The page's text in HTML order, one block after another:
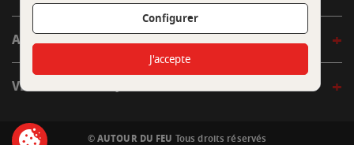
AUTOUR DE LA TABLE
VENIR EN BOUTIQUE
© AUTOUR DU FEU Tous droits réservés
Configurer
J'accepte